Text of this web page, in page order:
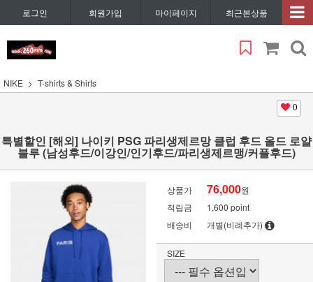
로그인 회원가입 마이페이지 최근본상품
NIKE T-shirts & Shirts
0
특별할인 [해외] 나이키 PSG 파리생제르망 클럽 후드 올드 로얄
블루 (남성후드/이강인/인기후드/파리생제르맹/커플후드)
상품가 76,000원
적립금
1,600 point
배송비
개별(비례추가)
SIZE